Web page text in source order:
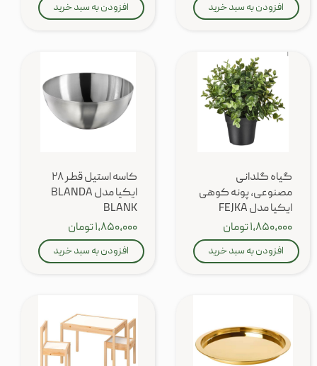
افزودن به سبد خرید افزودن به سبد خرید
گیاه گلدانی
مصنوعی، پونه کوهی
ایکیا مدل FEJKA
۱,۸۵۰,۰۰۰ تومان
افزودن به سبد خرید
کاسه استیل قطر ۲۸
ایکیا مدل BLANDA
BLANK
۱,۸۵۰,۰۰۰ تومان
افزودن به سبد خرید